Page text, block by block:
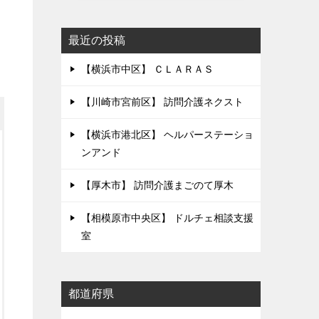
最近の投稿
【横浜市中区】 ＣＬＡＲＡＳ
【川崎市宮前区】 訪問介護ネクスト
【横浜市港北区】 ヘルパーステーショ
ンアンド
【厚木市】 訪問介護まごのて厚木
【相模原市中央区】 ドルチェ相談支援
室
都道府県